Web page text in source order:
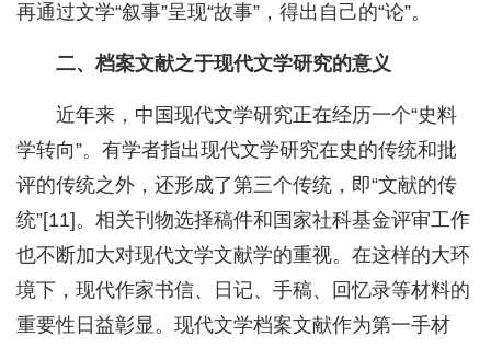
再通过文学“叙事”呈现“故事”，得出自己的“论”。
二、档案文献之于现代文学研究的意义
近年来，中国现代文学研究正在经历一个“史料
学转向”。有学者指出现代文学研究在史的传统和批
评的传统之外，还形成了第三个传统，即“文献的传
统”[11]。相关刊物选择稿件和国家社科基金评审工作
也不断加大对现代文学文献学的重视。在这样的大环
境下，现代作家书信、日记、手稿、回忆录等材料的
重要性日益彰显。现代文学档案文献作为第一手材